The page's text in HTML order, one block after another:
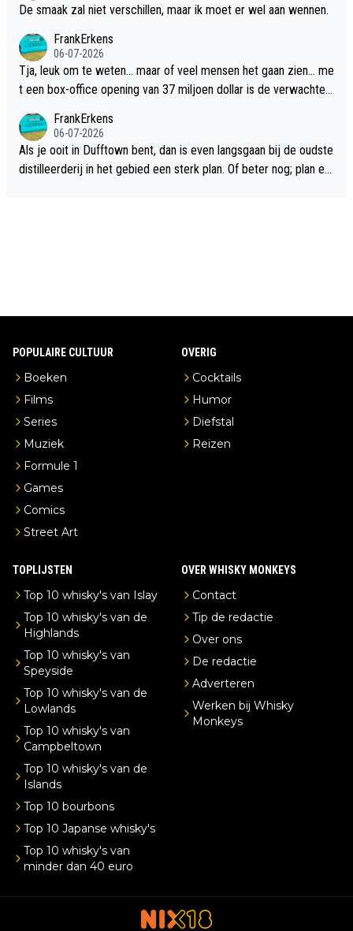
De smaak zal niet verschillen, maar ik moet er wel aan wennen.
FrankErkens
06-07-2026
Tja, leuk om te weten... maar of veel mensen het gaan zien... me
t een box-office opening van 37 miljoen dollar is de verwachte
FrankErkens
06-07-2026
Als je ooit in Dufftown bent, dan is even langsgaan bij de oudste
distilleerderij in het gebied een sterk plan. Of beter nog; plan ee
POPULAIRE CULTUUR
Boeken
Films
Series
Muziek
Formule 1
Games
Comics
Street Art
OVERIG
Cocktails
Humor
Diefstal
Reizen
TOPLIJSTEN
Top 10 whisky's van Islay
Top 10 whisky's van de
Highlands
Top 10 whisky's van
Speyside
Top 10 whisky's van de
Lowlands
Top 10 whisky's van
Campbeltown
Top 10 whisky's van de
Islands
Top 10 bourbons
Top 10 Japanse whisky's
Top 10 whisky's van
minder dan 40 euro
OVER WHISKY MONKEYS
Contact
Tip de redactie
Over ons
De redactie
Adverteren
Werken bij Whisky
Monkeys